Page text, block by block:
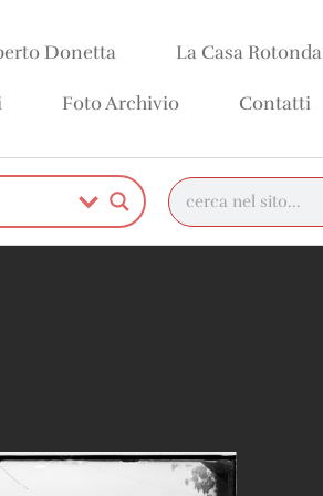
Donetta La Casa Rotonda
Foto Archivio Contatti